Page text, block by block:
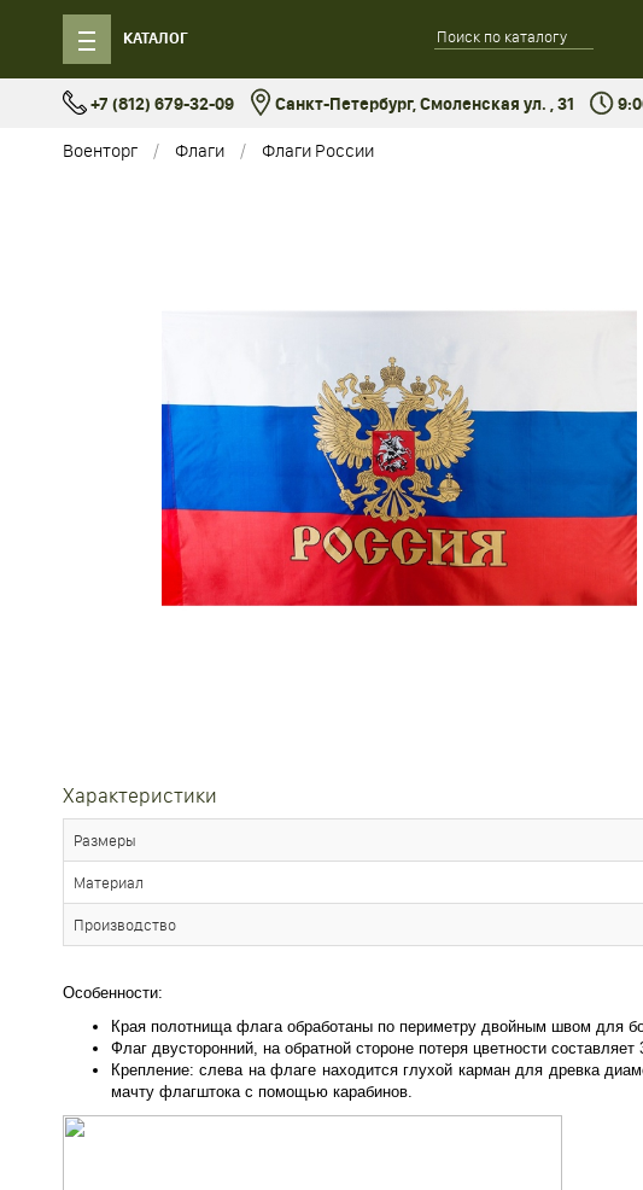
КАТАЛОГ
+7 (812) 679-32-09 Санкт-Петербург, Смоленская ул. , 31
Военторг Флаги Флаги России
Характеристики
Размеры
Материал
Производство
Особенности:
Края полотнища флага обработаны по периметру двойным швом для
Флаг двусторонний, на обратной стороне потеря цветности составляет
Крепление: слева на флаге находится глухой карман для древка
мачту флагштока с помощью карабинов.